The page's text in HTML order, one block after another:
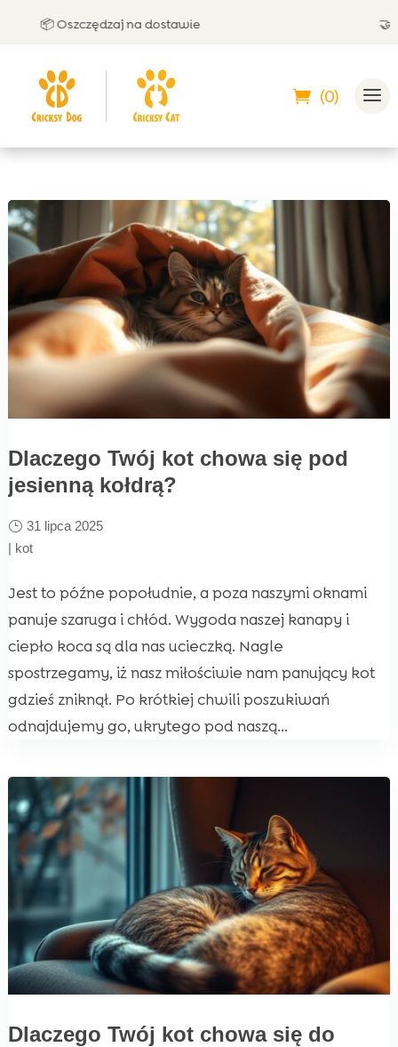
Oszczędzaj na dostawie 🤝
(0)
Dlaczego Twój kot chowa się pod
jesienną kołdrą?
31 lipca 2025
| kot
Jest to późne popołudnie, a poza naszymi oknami
panuje szaruga i chłód. Wygoda naszej kanapy i
ciepło koca są dla nas ucieczką. Nagle
spostrzegamy, iż nasz miłościwie nam panujący kot
gdzieś zniknął. Po krótkiej chwili poszukiwań
odnajdujemy go, ukrytego pod naszą...
Dlaczego Twój kot chowa się do